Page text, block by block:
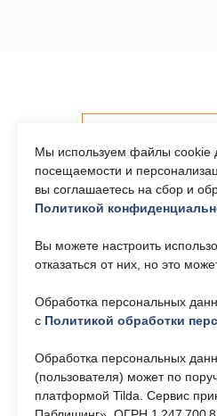
Телефон единого
8 (495) 161-00-40
okc-
Почта:
Мы используем файлы cookie
посещаемости и
вы соглашаетесь на сбор и
Политикой
Вы можете настроить
отказаться от них, но это
Обработка персональных
с Политикой обработки
Обработка персональных
(пользователя) может по
платформой Tilda. Сервис